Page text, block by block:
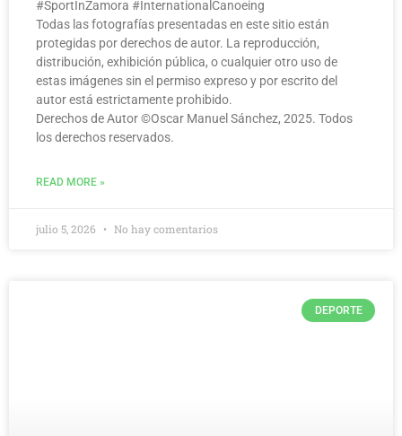
#SportInZamora #InternationalCanoeing
Todas las fotografías presentadas en este sitio están
protegidas por derechos de autor. La reproducción,
distribución, exhibición pública, o cualquier otro uso de
estas imágenes sin el permiso expreso y por escrito del
autor está estrictamente prohibido.
Derechos de Autor ©️Oscar Manuel Sánchez, 2025. Todos
los derechos reservados.
READ MORE »
julio 5, 2026 No hay comentarios
DEPORTE